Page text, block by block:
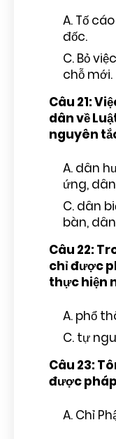
A. Tố
đốc.
C. Bỏ
chỗ mới.
Câu 21:
dân về
nguyên
A. dân
ứng,
C. dân
bàn,
Câu 22:
chỉ được
thực hiện
A. phổ
C. tự
Câu 23:
được
A. Chỉ